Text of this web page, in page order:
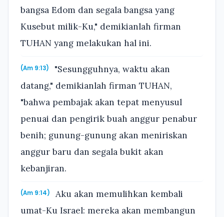
bangsa Edom dan segala bangsa yang
Kusebut milik-Ku," demikianlah firman
TUHAN yang melakukan hal ini.
(Am 9:13)
"Sesungguhnya, waktu akan
datang," demikianlah firman TUHAN,
"bahwa pembajak akan tepat menyusul
penuai dan pengirik buah anggur penabur
benih; gunung-gunung akan meniriskan
anggur baru dan segala bukit akan
kebanjiran.
(Am 9:14)
Aku akan memulihkan kembali
umat-Ku Israel: mereka akan membangun